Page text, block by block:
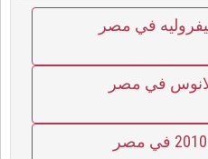
في مصر
لانوس في مصر